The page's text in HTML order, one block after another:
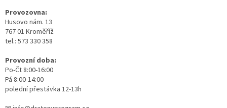
Provozovna:
Husovo nám. 13
767 01 Kroměříž
tel.: 573 330 358
Provozní doba:
Po-Čt 8:00-16:00
Pá 8:00-14:00
polední přestávka 12-13h